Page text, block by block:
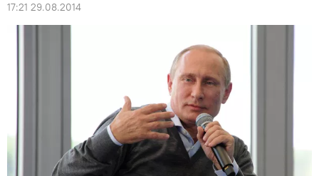
17:21 29.08.2014